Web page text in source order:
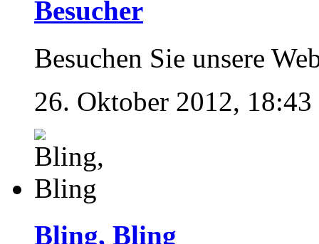
Besucher
Besuchen Sie unsere
26. Oktober 2012, 18:43
Bling, Bling